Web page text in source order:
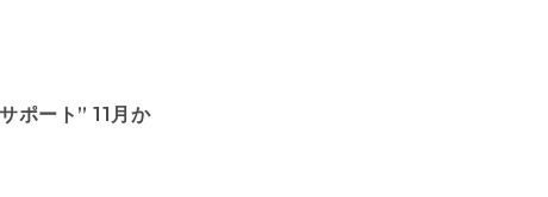
ポート” 11月か